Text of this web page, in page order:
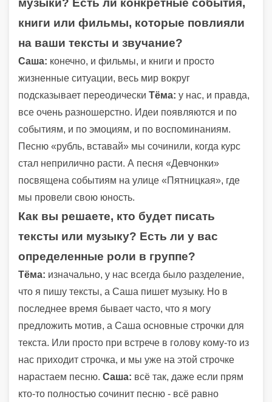
музыки? Есть ли конкретные события,
книги или фильмы, которые повлияли
на ваши тексты и звучание?
Саша: конечно, и фильмы, и книги и просто
жизненные ситуации, весь мир вокруг
подсказывает переодически Тёма: у нас, и правда,
все очень разношерстно. Идеи появляются и по
событиям, и по эмоциям, и по воспоминаниям.
Песню «рубль, вставай» мы сочинили, когда курс
стал неприлично расти. А песня «Девчонки»
посвящена событиям на улице «Пятницкая», где
мы провели свою юность.
Как вы решаете, кто будет писать
тексты или музыку? Есть ли у вас
определенные роли в группе?
Тёма: изначально, у нас всегда было разделение,
что я пишу тексты, а Саша пишет музыку. Но в
последнее время бывает часто, что я могу
предложить мотив, а Саша основные строчки для
текста. Или просто при встрече в голову кому-то из
нас приходит строчка, и мы уже на этой строчке
нарастаем песню. Саша: всё так, даже если прям
кто-то полностью сочинит песню - всё равно